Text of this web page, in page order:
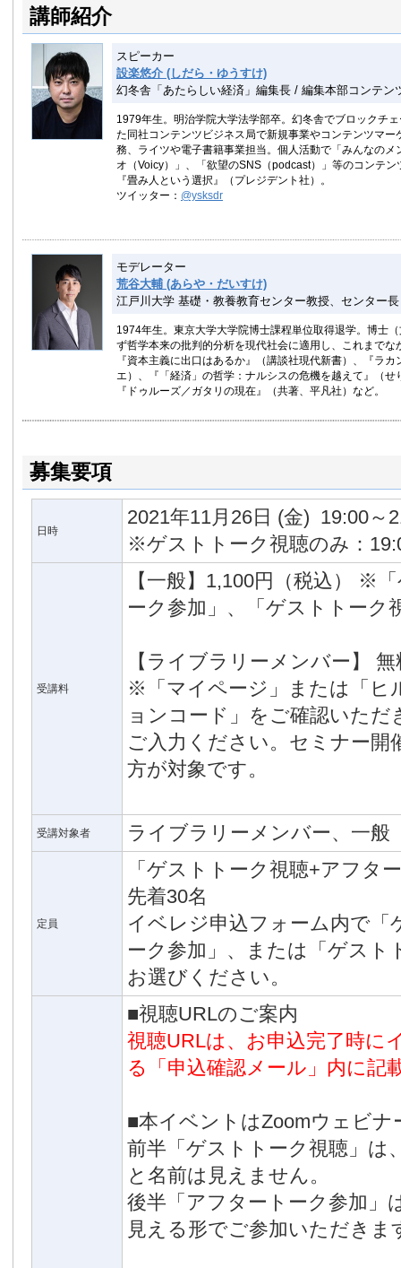
講師紹介
スピーカー
設楽悠介 (しだら・ゆうすけ)
幻冬舎「あたらしい経済」編集長 / 編集本部コンテン
1979年生。明治学院大学法学部卒。幻冬舎でブロックチ
た同社コンテンツビジネス局で新規事業やコンテンツマ
務、ライツや電子書籍事業担当。個人活動で「みんなの
オ（Voicy）」、「欲望のSNS（podcast）」等のコンテ
『畳み人という選択』（プレジデント社）。
ツイッター： @ysksdr
モデレーター
荒谷大輔 (あらや・だいすけ)
江戸川大学 基礎・教養教育センター教授、センター長
1974年生。東京大学大学院博士課程単位取得退学。博士
ず哲学本来の批判的分析を現代社会に適用し、これまで
『資本主義に出口はあるか』（講談社現代新書）、『ラ
エ）、『「経済」の哲学：ナルシスの危機を越えて』（
『ドゥルーズ／ガタリの現在』（共著、平凡社）など。
募集要項
日時
2021年11月26日 (金) 19:00～
※ゲストトーク視聴のみ：
受講料
【一般】1,100円（税込） ※
ーク参加」、「ゲストトーク
【ライブラリーメンバー】 無
※「マイページ」または「ヒ
ョンコード」をご確認いた
ご入力ください。セミナー
方が対象です。
受講対象者 ライブラリーメンバー、一般
定員
「ゲストトーク視聴+アフタ
先着30名
イベレジ申込フォーム内で
ーク参加」、または「ゲス
お選びください。
■視聴URLのご案内
視聴URLは、お申込完了時に
る「申込確認メール」内に記
■本イベントはZoomウェビ
前半「ゲストトーク視聴」は
と名前は見えません。
後半「アフタートーク参加」
見える形でご参加いただきま